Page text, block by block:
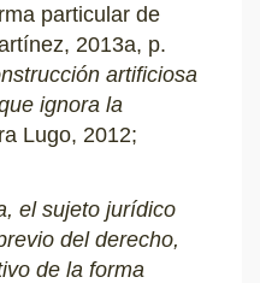
particular de
2013a, p.
artificiosa
ignora la
Lugo, 2012;
el sujeto jurídico
del derecho,
de la forma